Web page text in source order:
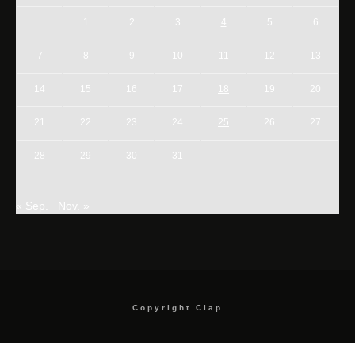
1 2 3 5 6
7 8 9 10 11 12 13
14 15 16 17 18 19 20
21 22 23 24 25 26 27
28 29 30 31
« Sep. Nov. »
Copyright Clap